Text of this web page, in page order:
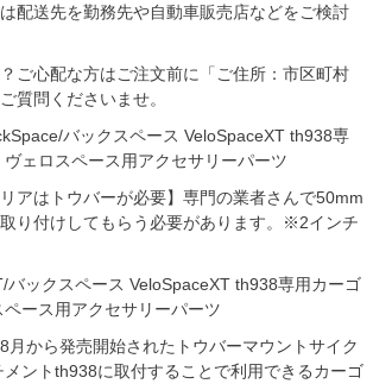
配送先を勤務先や自動車販売店などをご検討
ご心配な方はご注文前に「ご住所：市区町村
質問くださいませ。
バックスペース VeloSpaceXT th938専
ェロスペース用アクセサリーパーツ
リアはトウバーが必要】専門の業者さんで50mm
り付けしてもらう必要があります。※2インチ
バックスペース VeloSpaceXT th938専用カーゴ
ース用アクセサリーパーツ
月から発売開始されたトウバーマウントサイク
メントth938に取付することで利用できるカーゴ